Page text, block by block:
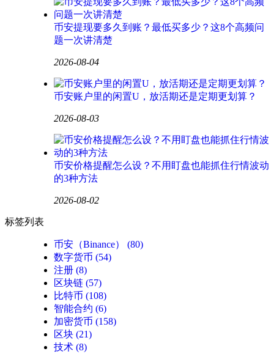
币安提现要多久到账？最低买多少？这8个高频问
题一次讲清楚
2026-08-04
币安账户里的闲置U，放活期还是定期更划算？
2026-08-03
币安价格提醒怎么设？不用盯盘也能抓住行情波动
的3种方法
2026-08-02
标签列表
币安（Binance）
(80)
数字货币 (54)
注册 (8)
区块链 (57)
比特币 (108)
智能合约 (6)
加密货币 (158)
区块 (21)
技术 (8)